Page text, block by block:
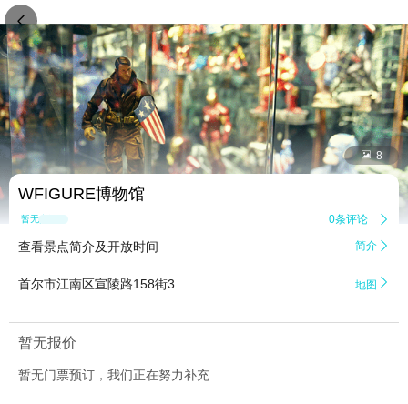
 8
WFIGURE博物馆
暂无点评 0条评论 
查看景点简介及开放时间 简介 
首尔市江南区宣陵路158街3 地图 
暂无报价
暂无门票预订，我们正在努力补充
